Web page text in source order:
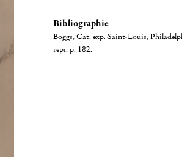
Bibliographie
Boggs, Cat. exp. Saint-Louis,
repr. p. 182.